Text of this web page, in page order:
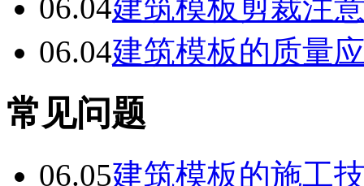
06.04建筑模板剪裁注
06.04建筑模板的质量
常见问题
06.05建筑模板的施工